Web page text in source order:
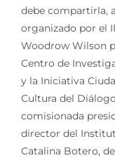
debe compartirla,
organizado por el
Woodrow Wilson
Centro de
y la Iniciativa
Cultura del
comisionada
director del
Catalina Botero,